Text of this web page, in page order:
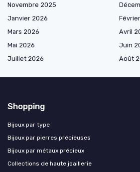
Novembre 2025
Janvier 2026
Mars 2026
Avril
Mai 2026
Juin
Juillet 2026
Août
Shopping
Bijoux par type
Bijoux par pierres précieuses
Bijoux par métaux précieux
Collections de haute joaillerie